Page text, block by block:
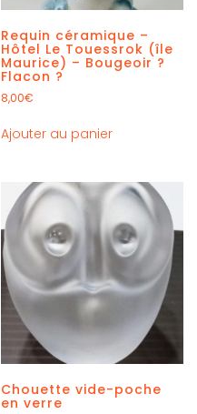
Requin céramique –
Hôtel Le Touessrok (île
Maurice) – Bougeoir ?
Flacon ?
8,00€
Ajouter au panier
Chouette vide-poche
en verre